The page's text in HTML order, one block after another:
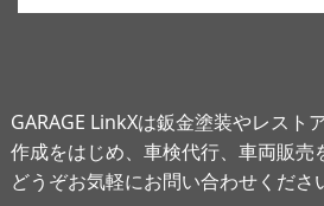
ナ
シ
ョ
ン
GARAGE LinkXは鈑金塗装やレスト
作成をはじめ、車検代行、車両販売
どうぞお気軽にお問い合わせくださ